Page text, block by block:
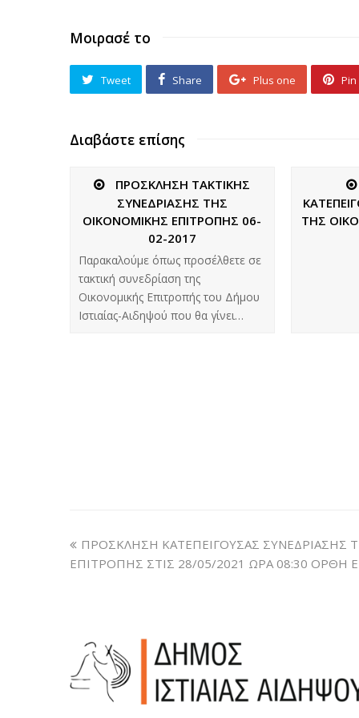
Μοιρασέ το
Tweet Share Plus one Pin
Διαβάστε επίσης
ΠΡΟΣΚΛΗΣΗ ΤΑΚΤΙΚΗΣ
ΣΥΝΕΔΡΙΑΣΗΣ ΤΗΣ
ΟΙΚΟΝΟΜΙΚΗΣ ΕΠΙΤΡΟΠΗΣ 06-
02-2017
Παρακαλούμε όπως προσέλθετε σε
τακτική συνεδρίαση της
Οικονομικής Επιτροπής του Δήμου
Ιστιαίας-Αιδηψού που θα γίνει…
ΤΗΣ
ΠΡΟΣΚΛΗΣΗ ΚΑΤΕΠΕΙΓΟΥΣΑΣ ΣΥΝΕΔΡΙΑΣΗΣ
ΕΠΙΤΡΟΠΗΣ ΣΤΙΣ 28/05/2021 ΩΡΑ 08:30 ΟΡΘΗ